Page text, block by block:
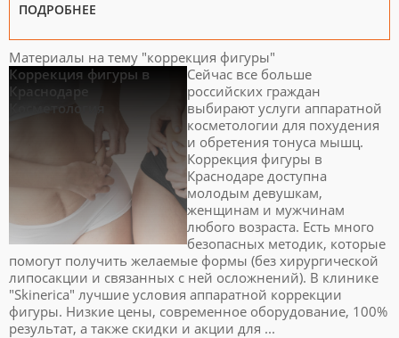
ПОДРОБНЕЕ
Материалы на тему "коррекция фигуры"
Коррекция фигуры в
Краснодаре
Косметология
Сейчас все больше
российских граждан
выбирают услуги аппаратной
косметологии для похудения
и обретения тонуса мышц.
Коррекция фигуры в
Краснодаре доступна
молодым девушкам,
женщинам и мужчинам
любого возраста. Есть много
безопасных методик, которые
помогут получить желаемые формы (без хирургической
липосакции и связанных с ней осложнений). В клинике
"Skinerica" лучшие условия аппаратной коррекции
фигуры. Низкие цены, современное оборудование, 100%
результат, а также скидки и акции для ...